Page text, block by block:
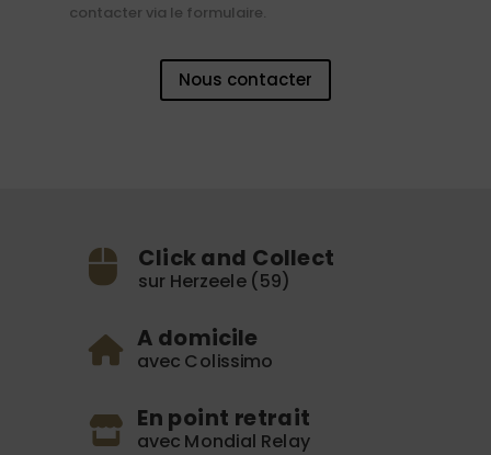
contacter via le formulaire.
Nous contacter
Click and Collect
sur Herzeele (59)
A domicile
avec Colissimo
En point retrait
avec Mondial Relay